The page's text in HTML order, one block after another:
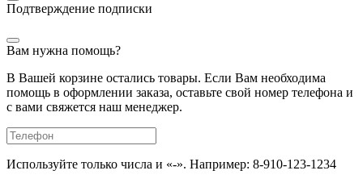
Подтверждение подписки
Вам нужна помощь?
В Вашей корзине остались товары. Если Вам необходима
помощь в оформлении заказа, оставьте свой номер телефона и
с вами свяжется наш менеджер.
Используйте только числа и «-». Например: 8-910-123-1234